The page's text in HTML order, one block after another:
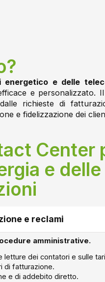
energetico e delle
e personalizzato.
richieste di
e fidelizzazione dei
Center
e delle
e reclami
amministrative.
letture dei contatori e sulle
di fatturazione.
e di addebito diretto.